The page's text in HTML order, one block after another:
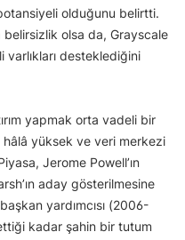
olduğunu belirtti.
belirsizlik olsa da, Grayscale
varlıkları desteklediğini
yapmak orta vadeli bir
hâlâ yüksek ve veri merkezi
Jerome Powell’ın
aday gösterilmesine
yardımcısı (2006-
kadar şahin bir tutum